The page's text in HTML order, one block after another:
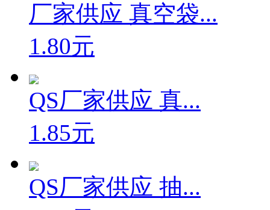
厂家供应 真空袋...
1.80元
QS厂家供应 真...
1.85元
QS厂家供应 抽...